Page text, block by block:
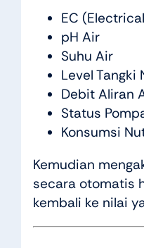
EC
pH Air
Suhu Air
Level Tangki
Debit Aliran
Status
Konsumsi
Kemudian
secara otomatis
kembali ke nilai